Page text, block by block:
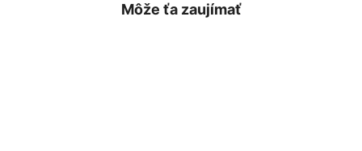
Môže ťa zaujímať